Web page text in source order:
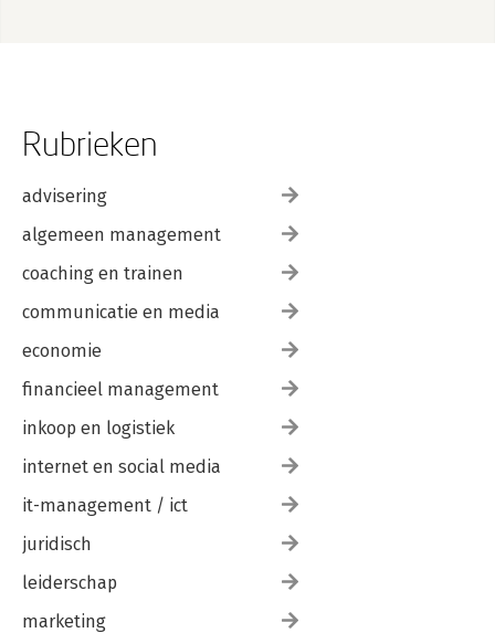
Rubrieken
advisering
algemeen management
coaching en trainen
communicatie en media
economie
financieel management
inkoop en logistiek
internet en social media
it-management / ict
juridisch
leiderschap
marketing